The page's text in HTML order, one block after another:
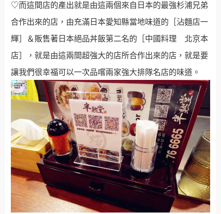
♡而這間店的產出就是由這兩個來自日本的最強杉浦兄弟
合作出來的店，由充滿日本愛知縣當地味道的［沾麵店一
輝］＆販售著日本絕品丼飯第二名的［中國料理 北京本
店］，就是由這兩間超強大的店所合作出來的店，就是要
讓我們很幸福可以一次品嚐兩家強大排隊名店的味道 。